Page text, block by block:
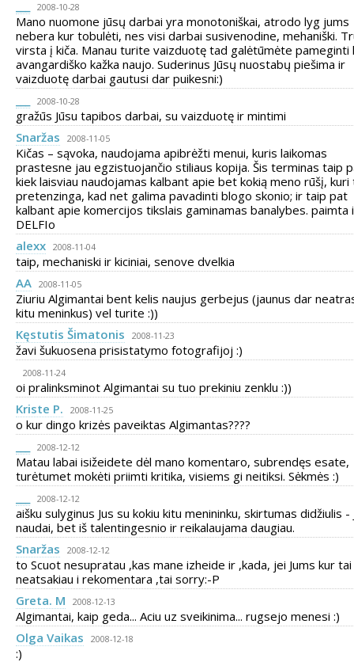
2008-10-28
Mano nuomone jūsų darbai yra monotoniškai, atrodo lyg jums
nebera kur tobulėti, nes visi darbai susivenodine, mehaniški.
virsta į kiča. Manau turite vaizduotę tad galėtūmėte pameginti
avangardiško kažka naujo. Suderinus Jūsų nuostabų piešima ir
vaizduotę darbai gautusi dar puikesni:)
2008-10-28
gražūs Jūsu tapibos darbai, su vaizduotę ir mintimi
Snaržas
2008-11-05
Kičas – sąvoka, naudojama apibrėžti menui, kuris laikomas
prastesne jau egzistuojančio stiliaus kopija. Šis terminas taip
kiek laisviau naudojamas kalbant apie bet kokią meno rūšį, kuri
pretenzinga, kad net galima pavadinti blogo skonio; ir taip pat
kalbant apie komercijos tikslais gaminamas banalybes. paimta
DELFIo
alexx 2008-11-04
taip, mechaniski ir kiciniai, senove dvelkia
AA 2008-11-05
Ziuriu Algimantai bent kelis naujus gerbejus (jaunus dar
kitu meninkus) vel turite :))
Kęstutis Šimatonis
2008-11-23
žavi šukuosena prisistatymo fotografijoj :)
2008-11-24
oi pralinksminot Algimantai su tuo prekiniu zenklu :))
Kriste P.
2008-11-25
o kur dingo krizės paveiktas Algimantas????
2008-12-12
Matau labai isižeidete dėl mano komentaro, subrendęs esate,
turėtumet mokėti priimti kritika, visiems gi neitiksi. Sėkmės :)
2008-12-12
aišku sulyginus Jus su kokiu kitu menininku, skirtumas didžiulis -
naudai, bet iš talentingesnio ir reikalaujama daugiau.
Snaržas
2008-12-12
to Scuot nesupratau ,kas mane izheide ir ,kada, jei Jums kur tai
neatsakiau i rekomentara ,tai sorry:-P
Greta. M
2008-12-13
Algimantai, kaip geda... Aciu uz sveikinima... rugsejo menesi :)
Olga Vaikas
2008-12-18
:)